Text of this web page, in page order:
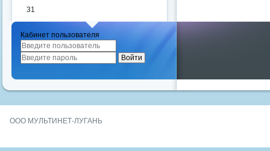
31
Кабинет пользователя
ООО МУЛЬТИНЕТ-ЛУГАНЬ